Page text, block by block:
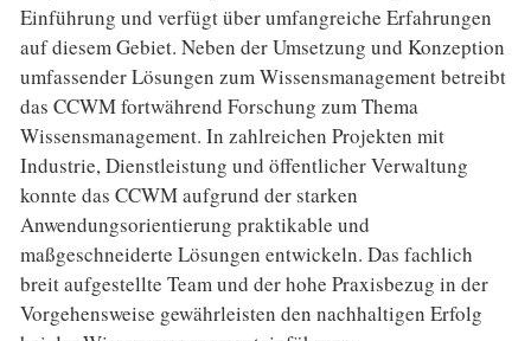
Einführung und verfügt über umfangreiche Erfahrungen
auf diesem Gebiet. Neben der Umsetzung und Konzeption
umfassender Lösungen zum Wissensmanagement betreibt
das CCWM fortwährend Forschung zum Thema
Wissensmanagement. In zahlreichen Projekten mit
Industrie, Dienstleistung und öffentlicher Verwaltung
konnte das CCWM aufgrund der starken
Anwendungsorientierung praktikable und
maßgeschneiderte Lösungen entwickeln. Das fachlich
breit aufgestellte Team und der hohe Praxisbezug in der
Vorgehensweise gewährleisten den nachhaltigen Erfolg